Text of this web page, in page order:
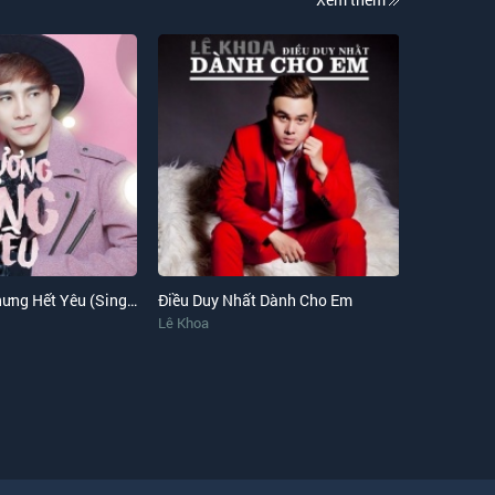
Còn Thương Nhưng Hết Yêu (Single) Điều Duy Nhất Dành Cho Em
Lê Khoa